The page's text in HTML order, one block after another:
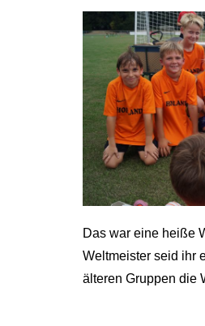
Das war eine heiße
Weltmeister seid ihr
älteren Gruppen die